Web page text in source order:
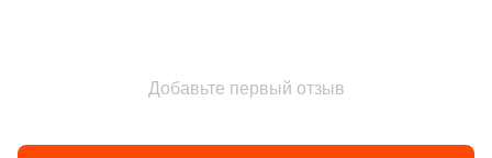
Добавьте первый отзыв